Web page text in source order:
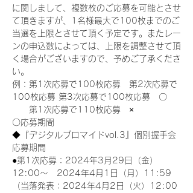
に関しまして、複数枚のご応募を可能とさせ
て頂きますが、1名様最大で100枚までのご
当選を上限とさせて頂く予定です。またレー
ンの申込数によっては、上限を調整させて頂
く場合がございますので、予めご了承くださ
い。
例：第1次応募で100枚応募　第2次応募で
100枚応募 第3次応募で100枚応募　〇
第1次応募で110枚応募　×
〇応募期間
◆『デジタルブロマイドvol.3』個別握手会
応募期間
●第1次応募：2024年3月29日（金）
12:00～　2024年4月1日（月）11:59
（当落発表：2024年4月2日（火）12:00